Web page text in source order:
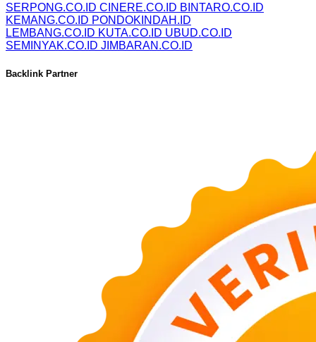
SERPONG.CO.ID CINERE.CO.ID BINTARO.CO.ID
KEMANG.CO.ID PONDOKINDAH.ID
LEMBANG.CO.ID KUTA.CO.ID UBUD.CO.ID
SEMINYAK.CO.ID JIMBARAN.CO.ID
Backlink Partner